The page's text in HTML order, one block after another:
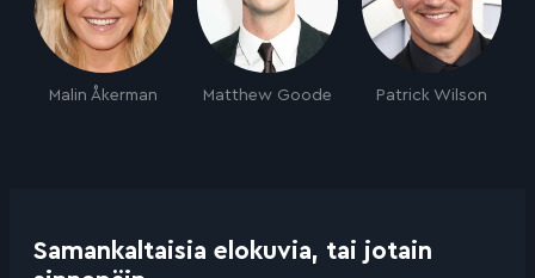
Malin Åkerman Matthew Goode Patrick Wilson
Samankaltaisia elokuvia, tai jotain